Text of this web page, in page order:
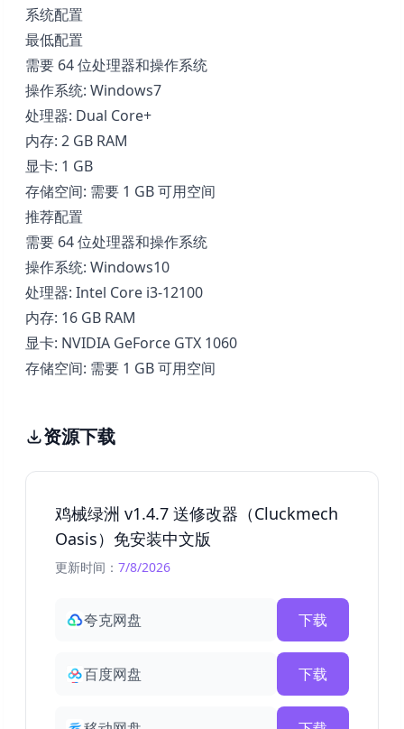
系统配置
最低配置
需要 64 位处理器和操作系统
操作系统: Windows7
处理器: Dual Core+
内存: 2 GB RAM
显卡: 1 GB
存储空间: 需要 1 GB 可用空间
推荐配置
需要 64 位处理器和操作系统
操作系统: Windows10
处理器: Intel Core i3-12100
内存: 16 GB RAM
显卡: NVIDIA GeForce GTX 1060
存储空间: 需要 1 GB 可用空间
资源下载
鸡械绿洲 v1.4.7 送修改器（Cluckmech
Oasis）免安装中文版
更新时间： 7/8/2026
夸克网盘 下载
百度网盘 下载